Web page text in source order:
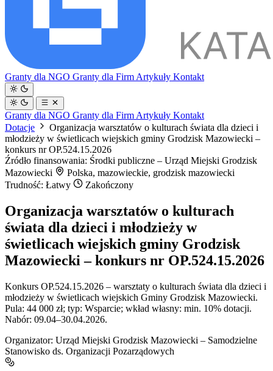
Granty dla NGO Granty dla Firm Artykuły Kontakt
Granty dla NGO Granty dla Firm Artykuły Kontakt
Dotacje
Organizacja warsztatów o kulturach świata dla dzieci i
młodzieży w świetlicach wiejskich gminy Grodzisk Mazowiecki –
konkurs nr OP.524.15.2026
Źródło finansowania: Środki publiczne – Urząd Miejski Grodzisk
Mazowiecki
Polska, mazowieckie, grodzisk mazowiecki
Trudność: Łatwy
Zakończony
Organizacja warsztatów o kulturach
świata dla dzieci i młodzieży w
świetlicach wiejskich gminy Grodzisk
Mazowiecki – konkurs nr OP.524.15.2026
Konkurs OP.524.15.2026 – warsztaty o kulturach świata dla dzieci i
młodzieży w świetlicach wiejskich Gminy Grodzisk Mazowiecki.
Pula: 44 000 zł; typ: Wsparcie; wkład własny: min. 10% dotacji.
Nabór: 09.04–30.04.2026.
Organizator: Urząd Miejski Grodzisk Mazowiecki – Samodzielne
Stanowisko ds. Organizacji Pozarządowych